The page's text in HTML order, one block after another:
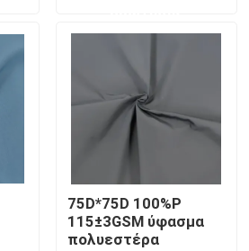
75D*75D 100%P
115±3GSM ύφασμα
πολυεστέρα